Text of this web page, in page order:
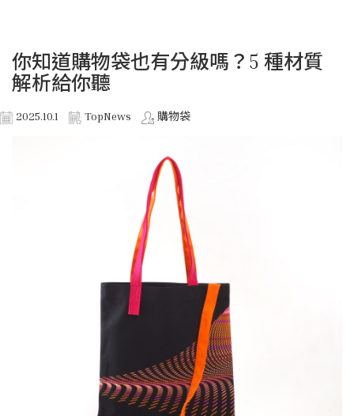
你知道購物袋也有分級嗎？5 種材質
解析給你聽
2025.10.1 TopNews 購物袋